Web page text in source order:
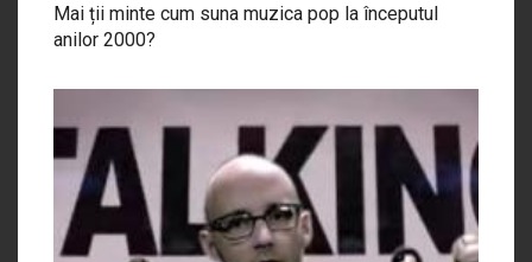
Mai ții minte cum suna muzica pop la începutul
anilor 2000?